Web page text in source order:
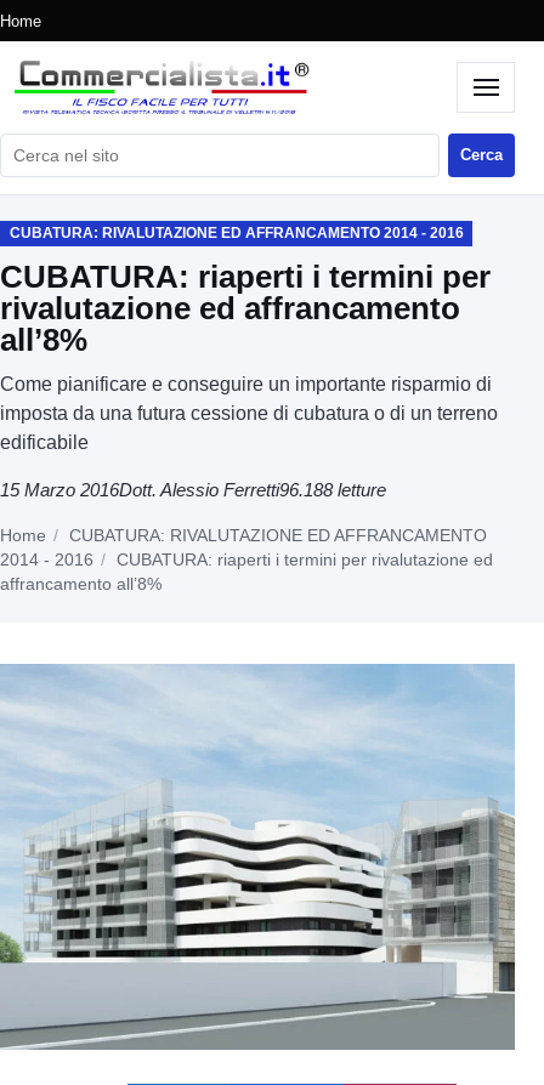
Home
Cerca nel sito Cerca
CUBATURA: RIVALUTAZIONE ED AFFRANCAMENTO 2014 - 2016
CUBATURA: riaperti i termini per
rivalutazione ed affrancamento
all’8%
Come pianificare e conseguire un importante risparmio di
imposta da una futura cessione di cubatura o di un terreno
edificabile
15 Marzo 2016Dott. Alessio Ferretti96.188 letture
Home
CUBATURA: RIVALUTAZIONE ED AFFRANCAMENTO
2014 - 2016
CUBATURA: riaperti i termini per rivalutazione ed
affrancamento all’8%